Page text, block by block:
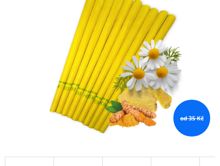
od 35 Kč